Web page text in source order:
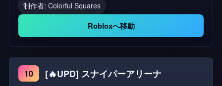
最高の経験。 🎧 ヘッドホンで最高の経験。あらゆ
る種類の穴を作成すると、音を通過させることがで
きます。あなたの周りのすべての音に注意を払って
ください。それはあなたにあなたの対戦相手に関す
る貴重な情報を与えることができるので。 ⚠️ この
ゲームには点滅するライトと音が含まれており、敏
制作者: Colorful Squares
Robloxへ移動
10 [🔥UPD] スナイパーアリーナ